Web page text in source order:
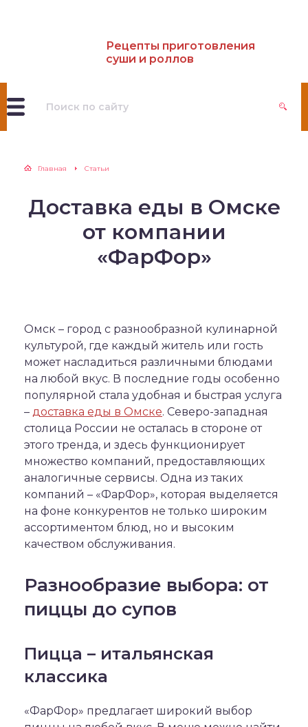
Рецепты приготовления
суши и роллов
Главная Статьи
Доставка еды в Омске
от компании
«ФарФор»
Омск – город с разнообразной кулинарной
культурой, где каждый житель или гость
может насладиться различными блюдами
на любой вкус. В последние годы особенно
популярной стала удобная и быстрая услуга
– доставка еды в Омске. Северо-западная
столица России не осталась в стороне от
этого тренда, и здесь функционирует
множество компаний, предоставляющих
аналогичные сервисы. Одна из таких
компаний – «ФарФор», которая выделяется
на фоне конкурентов не только широким
ассортиментом блюд, но и высоким
качеством обслуживания.
Разнообразие выбора: от
пиццы до супов
Пицца – итальянская
классика
«ФарФор» предлагает широкий выбор